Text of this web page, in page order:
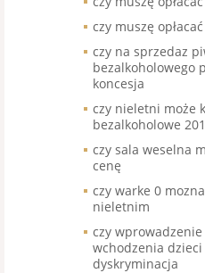
czy muszę
czy na sprzedaz
bezalkoholowego
koncesja
czy nieletni może
bezalkoholowe
czy sala weselna
cenę
czy warke 0
nieletnim
czy wprowadzenie
wchodzenia
dyskryminacja